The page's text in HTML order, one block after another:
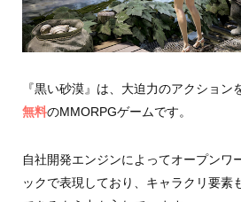
『黒い砂漠』は、大迫力のアクション
無料のMMORPGゲームです。
自社開発エンジンによってオープンワ
ックで表現しており、キャラクリ要素